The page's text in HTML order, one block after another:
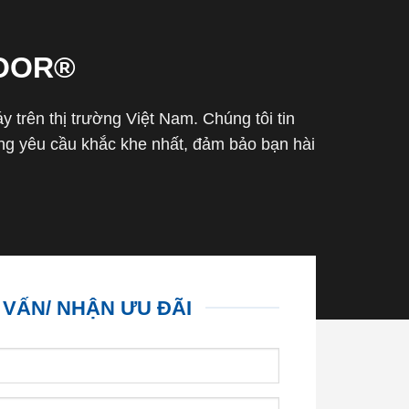
trên thị trường Việt Nam. Chúng tôi tin
yêu cầu khắc khe nhất, đảm bảo bạn hài
NHẬN ƯU ĐÃI